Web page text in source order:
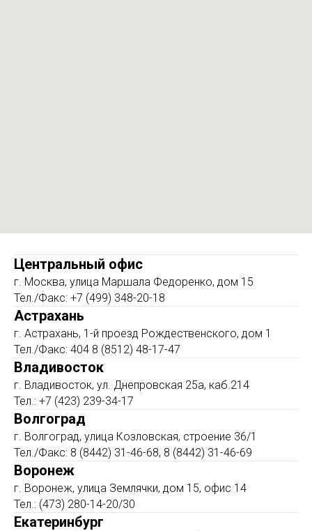
Центральный офис
г. Москва, улица Маршала Федоренко, дом 15
Тел./Факс: +7 (499) 348-20-18
Астрахань
г. Астрахань, 1-й проезд Рождественского, дом 1
Тел./Факс: 404 8 (8512) 48-17-47
Владивосток
г. Владивосток, ул. Днепровская 25а, каб.214
Тел.: +7 (423) 239-34-17
Волгоград
г. Волгоград, улица Козловская, строение 36/1
Тел./Факс: 8 (8442) 31-46-68, 8 (8442) 31-46-69
Воронеж
г. Воронеж, улица Землячки, дом 15, офис 14
Тел.: (473) 280-14-20/30
Екатеринбург